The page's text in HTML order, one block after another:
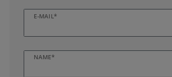
E-MAIL*
NAME*